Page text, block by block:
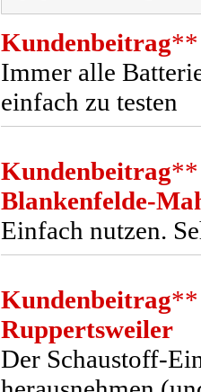
Kundenbeitrag**
Immer alle
einfach zu testen
Kundenbeitrag**
Blankenfelde-
Einfach nutzen.
Kundenbeitrag**
Ruppertsweiler
Der Schaustoff-